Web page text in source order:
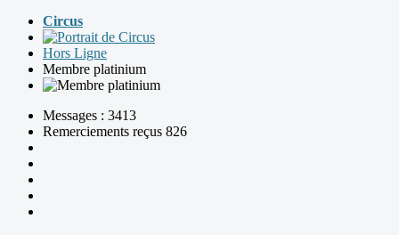
Circus
Hors Ligne
Membre platinium
Messages : 3413
Remerciements reçus 826